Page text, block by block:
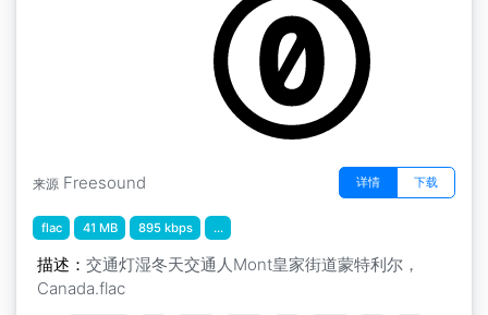
来源 Freesound 详情 下载
flac 41 MB 895 kbps ...
描述： 交通灯湿冬天交通人Mont皇家街道蒙特利尔，
Canada.flac